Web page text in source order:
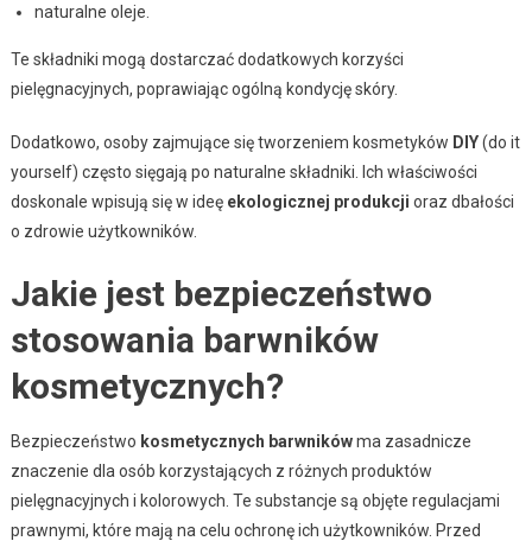
naturalne oleje.
Te składniki mogą dostarczać dodatkowych korzyści
pielęgnacyjnych, poprawiając ogólną kondycję skóry.
Dodatkowo, osoby zajmujące się tworzeniem kosmetyków DIY(do it
yourself) często sięgają po naturalne składniki. Ich właściwości
doskonale wpisują się w ideę ekologicznej produkcji oraz dbałości
o zdrowie użytkowników.
Jakie jest bezpieczeństwo
stosowania barwników
kosmetycznych?
Bezpieczeństwo kosmetycznych barwnikówma zasadnicze
znaczenie dla osób korzystających z różnych produktów
pielęgnacyjnych i kolorowych. Te substancje są objęte regulacjami
prawnymi, które mają na celu ochronę ich użytkowników. Przed